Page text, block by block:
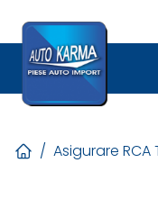
/ Asigurare RCA